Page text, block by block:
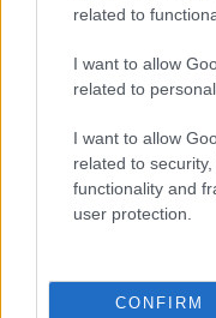
related to
I want to allow
related to
I want to allow
related to
functionality and
user protection.
CONFIRM
sitt andre barn på
Se også:Gravid –